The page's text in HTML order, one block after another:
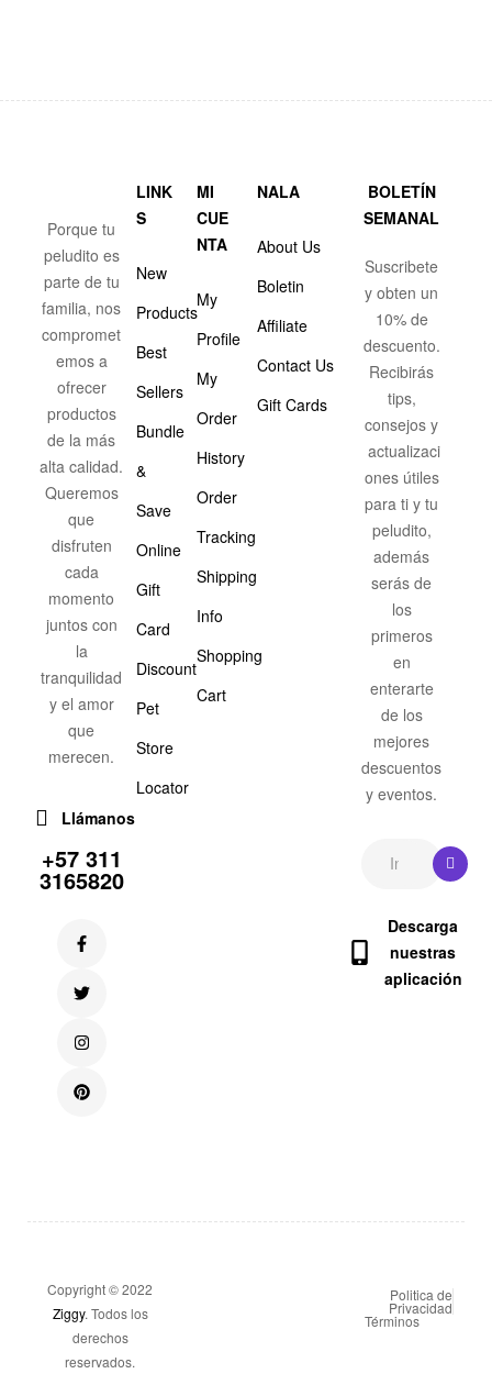
Porque tu
peludito es
parte de tu
familia, nos
compromet
emos a
ofrecer
productos
de la más
alta calidad.
Queremos
que
disfruten
cada
momento
juntos con
la
tranquilidad
y el amor
que
merecen.
Llámanos
+57 311
3165820
LINK
S
New
Products
Best
Sellers
Bundle
&
Save
Online
Gift
Card
Discount
Pet
Store
Locator
MI
CUE
NTA
My
Profile
My
Order
History
Order
Tracking
Shipping
Info
Shopping
Cart
NALA
About Us
Boletin
Affiliate
Contact Us
Gift Cards
BOLETÍN
SEMANAL
Suscribete
y obten un
10% de
descuento.
Recibirás
tips,
consejos y
actualizaci
ones útiles
para ti y tu
peludito,
además
serás de
los
primeros
en
enterarte
de los
mejores
descuentos
y eventos.
Descarga
nuestras
aplicación
Copyright © 2022
Ziggy. Todos los
derechos
reservados.
Politica de
Privacidad
Términos